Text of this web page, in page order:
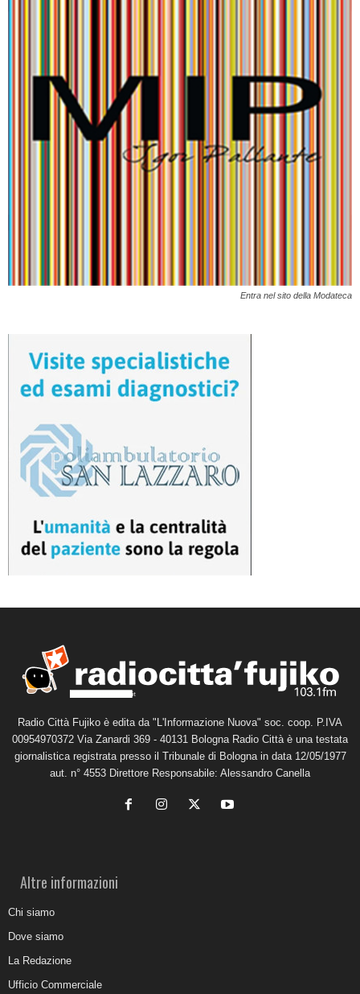
Entra nel sito della Modateca
Radio Città Fujiko è edita da "L'Informazione Nuova" soc. coop. P.IVA
00954970372 Via Zanardi 369 - 40131 Bologna Radio Città è una testata
giornalistica registrata presso il Tribunale di Bologna in data 12/05/1977
aut. n° 4553 Direttore Responsabile: Alessandro Canella
Altre informazioni
Chi siamo
Dove siamo
La Redazione
Ufficio Commerciale